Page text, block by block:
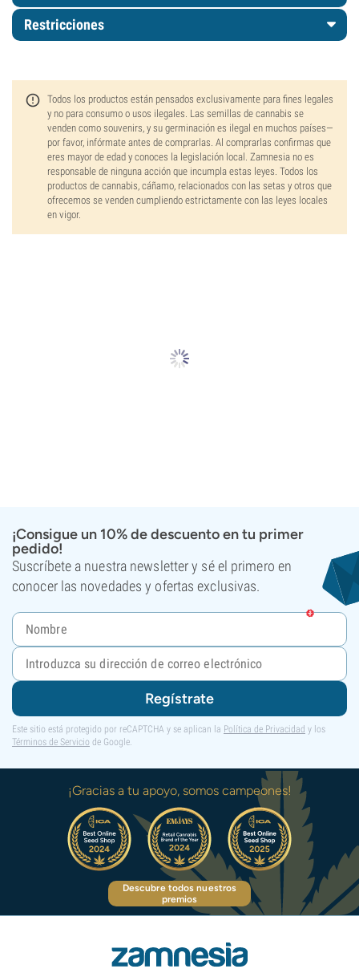
Restricciones
Todos los productos están pensados exclusivamente para fines legales
y no para consumo o usos ilegales. Las semillas de cannabis se
venden como souvenirs, y su germinación es ilegal en muchos países—
por favor, infórmate antes de comprarlas. Al comprarlas confirmas que
eres mayor de edad y conoces la legislación local. Zamnesia no es
responsable de ninguna acción que incumpla estas leyes. Todos los
productos de cannabis, cáñamo, relacionados con las setas y otros que
ofrecemos se venden cumpliendo estrictamente con las leyes locales
en vigor.
¡Consigue un 10% de descuento en tu primer
pedido!
Suscríbete a nuestra newsletter y sé el primero en
conocer las novedades y ofertas exclusivas.
Regístrate
Este sitio está protegido por reCAPTCHA y se aplican la Política de Privacidad y los
Términos de Servicio de Google.
¡Gracias a tu apoyo, somos campeones!
Descubre todos nuestros
premios